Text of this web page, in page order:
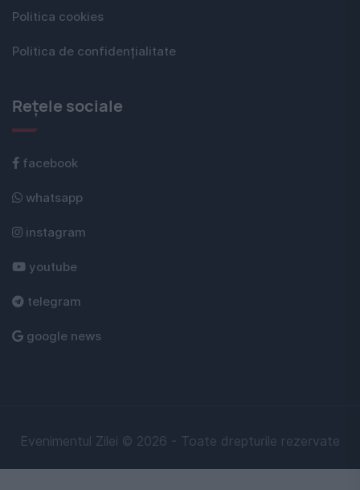
Politica cookies
Politica de confidențialitate
Rețele sociale
facebook
whatsapp
instagram
youtube
telegram
google news
Evenimentul Zilei © 2026 - Toate drepturile rezervate